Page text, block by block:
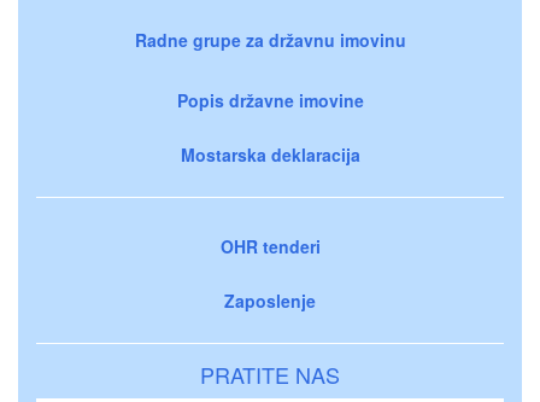
Radne grupe za državnu imovinu
Popis državne imovine
Mostarska deklaracija
OHR tenderi
Zaposlenje
PRATITE NAS